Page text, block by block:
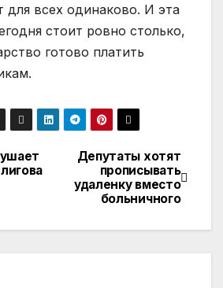
для всех одинаково. И эта
стоит ровно столько,
готово платить
Депутаты хотят
прописывать
удаленку вместо
больничного